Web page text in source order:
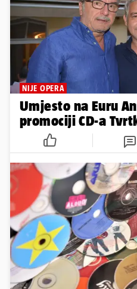
NIJE OPERA
Umjesto na Euru
promociji CD-a